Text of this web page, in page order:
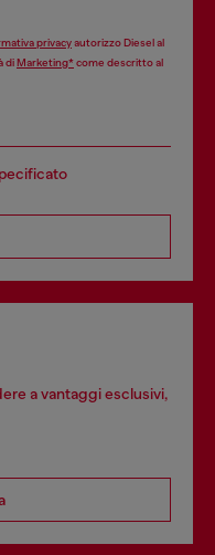
privacyautorizzo Diesel al
diMarketing*come descritto al
a vantaggi esclusivi,